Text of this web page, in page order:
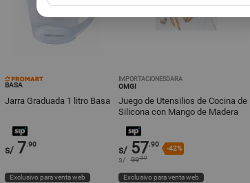
BASA
Jarra Graduada 1 litro Basa
s/ 7.90
Exclusivo para venta web
IMPORTACIONESDARA
OMGI
Juego de Utensilios de Cocina de
Silicona con Mango de Madera
s/ 57.90
-42%
s/ 99.99
Exclusivo para venta web